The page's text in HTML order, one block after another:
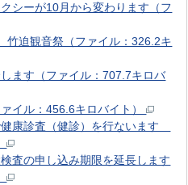
シーが10月から変わります（フ
迫観音祭（ファイル：326.2キ
ます（ファイル：707.7キロバ
イル：456.6キロバイト）
康診査（健診）を行ないます
査の申し込み期限を延長します